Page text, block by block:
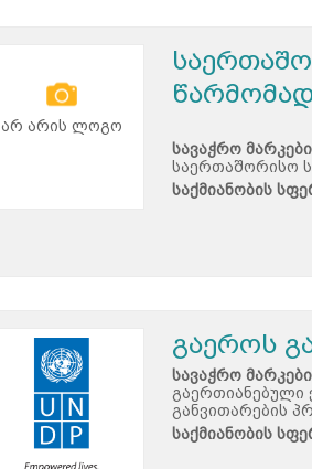
არ არის ლოგო
სავაჭრო
საერთაშორისო
საქმიანობის
გაეროს
სავაჭრო
გაერთიანებული
განვითარების
საქმიანობის